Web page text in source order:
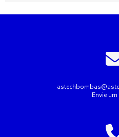
Bombas
Conserto de bomba submersa
Empresa de rebobinagem de
Envie